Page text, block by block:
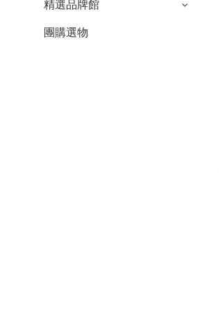
精選品牌館
團購選物